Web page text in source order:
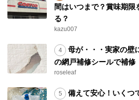
間はいつまで？賞味期限
る？
kazu007
母が・・・実家の
の網戸補修シールで補修
roseleaf
備えて安心！いくつ